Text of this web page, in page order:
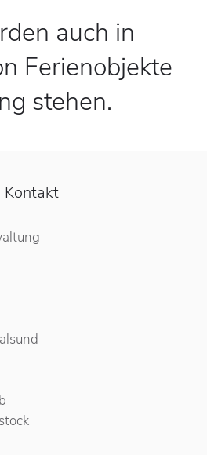
auch in
Ferienobjekte
stehen.
Kontakt